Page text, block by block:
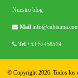
Nuestro blog
Mail
Tel +53 52458519
© Copyright 2026. Todos los